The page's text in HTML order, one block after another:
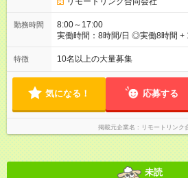
勤務時間
8:00～17:00
実働時間：8時間/日 ◎実働8時間
15h以内です ◎8:00-17:00もしく
ます。
特徴 10名以上の大量募集
気になる！ 応募する
掲載元企業名 リモートリンク
未読